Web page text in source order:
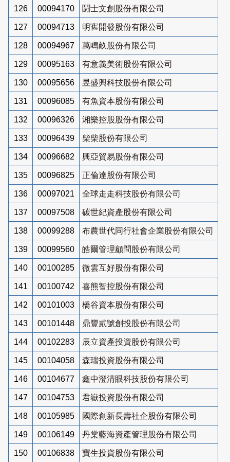
126 00094170 鬪士文創股份有限公司
127 00094713 明寯開發股份有限公司
128 00094967 萬鳴畝股份有限公司
129 00095163 有意義美術股份有限公司
130 00095656 昱盛興科技股份有限公司
131 00096085 有魚資本股份有限公司
132 00096326 湘樂控股股份有限公司
133 00096439 柴柴股份有限公司
134 00096682 興亞貿易股份有限公司
135 00096825 正倫達股份有限公司
136 00097021 全球走走科技股份有限公司
137 00097508 碳世紀資產股份有限公司
138 00099288 布農世代同行社會企業股份有限公司
139 00099560 皓爾管理顧問股份有限公司
140 00100285 微雲互好股份有限公司
141 00100742 喜熊智控股份有限公司
142 00101003 橋谷資本股份有限公司
143 00101448 鼎豐貳號創投股份有限公司
144 00102283 辰立資產投資股份有限公司
145 00104058 森瑞投資股份有限公司
146 00104677 鑫中澄清眼科技股份有限公司
147 00104753 君嶽投資股份有限公司
148 00105985 國際創新長壽社企股份有限公司
149 00106149 丹棠藍海資產管理股份有限公司
150 00106838
寶生投資股份有限公司